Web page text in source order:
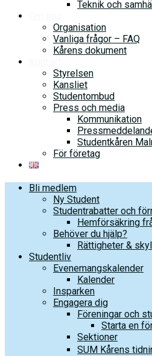
Teknik och
Organisation
Vanliga frågor – FAQ
Kårens dokument
Styrelsen
Kansliet
Studentombud
Press och media
Kommunikation
Studentkåren
För företag
Bli medlem
Ny Student
Studentrabatter och
Hemförsäkring
Behöver du hjälp?
Rättigheter &
Studentliv
Evenemangskalender
Kalender
Insparken
Engagera dig
Föreningar och
Starta en
Sektioner
SUM Kårens